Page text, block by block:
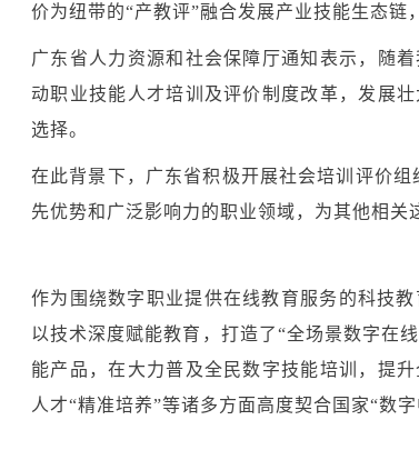
价为纽带的“产教评”融合发展产业技能生态链
广东省人力资源和社会保障厅通知表示，随
动职业技能人才培训及评价制度改革，发展
选择。
在此背景下，广东省积极开展社会培训评价
先优势和广泛影响力的职业领域，为其他相
作为围绕数字职业提供在线教育服务的科技
以技术深度赋能教育，打造了“全场景数字在
能产品，在大力普及全民数字技能培训，提
人才“精准培养”等诸多方面高度契合国家“数